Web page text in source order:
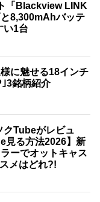
「Blackview LINK
8,300mAhバッテ
い1台
に魅せる18インチ
3銘柄紹介
クTubeがレビュ
見る方法2026】新
ーでオットキャス
メはどれ?!